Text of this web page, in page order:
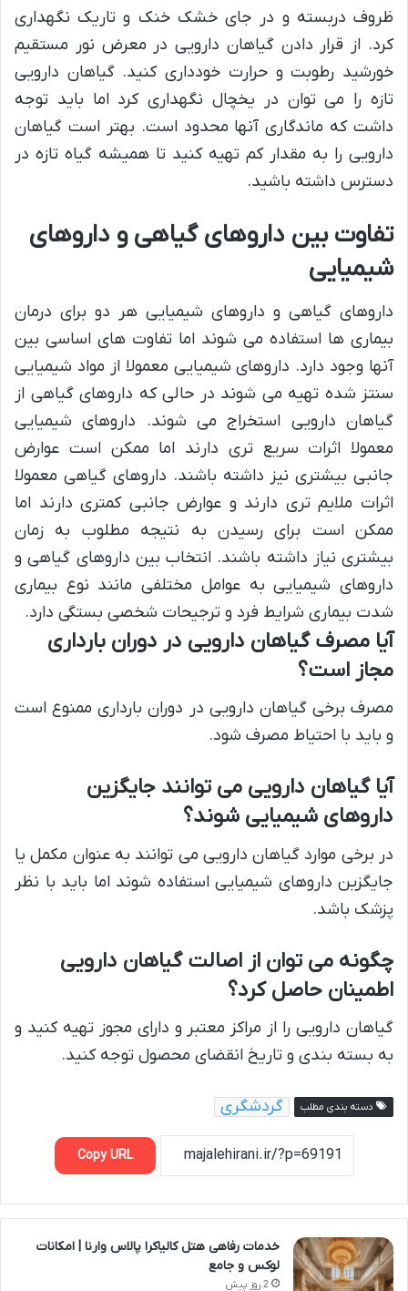
ظروف دربسته و در جای خشک خنک و تاریک نگهداری
کرد. از قرار دادن گیاهان دارویی در معرض نور مستقیم
خورشید رطوبت و حرارت خودداری کنید. گیاهان دارویی
تازه را می توان در یخچال نگهداری کرد اما باید توجه
داشت که ماندگاری آنها محدود است. بهتر است گیاهان
دارویی را به مقدار کم تهیه کنید تا همیشه گیاه تازه در
دسترس داشته باشید.
تفاوت بین داروهای گیاهی و داروهای
شیمیایی
داروهای گیاهی و داروهای شیمیایی هر دو برای درمان
بیماری ها استفاده می شوند اما تفاوت های اساسی بین
آنها وجود دارد. داروهای شیمیایی معمولا از مواد شیمیایی
سنتز شده تهیه می شوند در حالی که داروهای گیاهی از
گیاهان دارویی استخراج می شوند. داروهای شیمیایی
معمولا اثرات سریع تری دارند اما ممکن است عوارض
جانبی بیشتری نیز داشته باشند. داروهای گیاهی معمولا
اثرات ملایم تری دارند و عوارض جانبی کمتری دارند اما
ممکن است برای رسیدن به نتیجه مطلوب به زمان
بیشتری نیاز داشته باشند. انتخاب بین داروهای گیاهی و
داروهای شیمیایی به عوامل مختلفی مانند نوع بیماری
شدت بیماری شرایط فرد و ترجیحات شخصی بستگی دارد.
آیا مصرف گیاهان دارویی در دوران بارداری
مجاز است؟
مصرف برخی گیاهان دارویی در دوران بارداری ممنوع است
و باید با احتیاط مصرف شود.
آیا گیاهان دارویی می توانند جایگزین
داروهای شیمیایی شوند؟
در برخی موارد گیاهان دارویی می توانند به عنوان مکمل یا
جایگزین داروهای شیمیایی استفاده شوند اما باید با نظر
پزشک باشد.
چگونه می توان از اصالت گیاهان دارویی
اطمینان حاصل کرد؟
گیاهان دارویی را از مراکز معتبر و دارای مجوز تهیه کنید و
به بسته بندی و تاریخ انقضای محصول توجه کنید.
دسته بندی مطلب گردشگری
Copy URL
خدمات رفاهی هتل کالیاکرا پالاس وارنا | امکانات
لوکس و جامع
2 روز پیش